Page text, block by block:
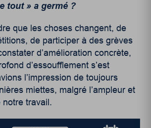
tout » a germé ?
que les choses changent, de
de participer à des grèves
d’amélioration concrète,
d’essoufflement s’est
l’impression de toujours
miettes, malgré l’ampleur et
notre travail.